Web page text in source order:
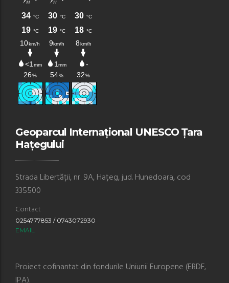
Geoparcul Internațional UNESCO Țara
Hațegului
Strada Libertății, nr. 9A, Hațeg, jud. Hunedoara, cod
335500
Contact
0254777853 / 0743072930
EMAIL
Proiect cofinantat din fondurile Uniunii Europene (ERDF,